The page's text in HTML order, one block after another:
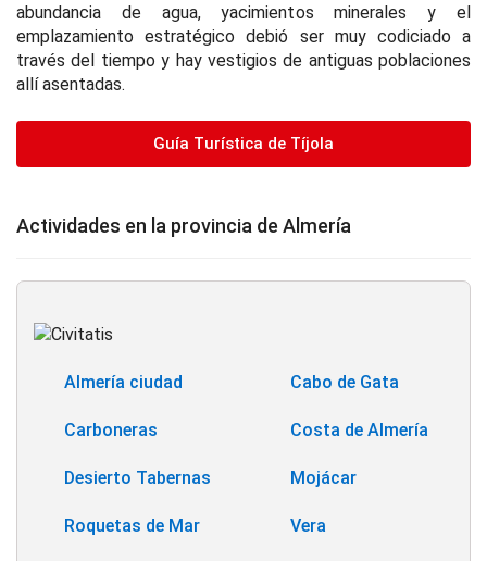
abundancia de agua, yacimientos minerales y el
emplazamiento estratégico debió ser muy codiciado a
través del tiempo y hay vestigios de antiguas poblaciones
allí asentadas.
Guía Turística de Tíjola
Actividades en la provincia de Almería
Almería ciudad Cabo de Gata
Carboneras Costa de Almería
Desierto Tabernas Mojácar
Roquetas de Mar Vera